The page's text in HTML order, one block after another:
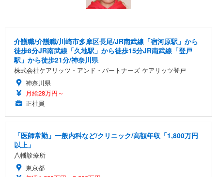
介護職/介護職/川崎市多摩区長尾/JR南武線「宿河原駅」から
徒歩8分JR南武線「久地駅」から徒歩15分JR南武線「登戸
駅」から徒歩21分/神奈川県
株式会社ケアリッツ・アンド・パートナーズ ケアリッツ登戸
神奈川県
月給28万円～
正社員
「医師常勤」一般内科など/クリニック/高額年収「1,800万円
以上」
八幡診療所
東京都